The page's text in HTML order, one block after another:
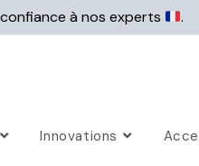
à nos experts .
Innovations